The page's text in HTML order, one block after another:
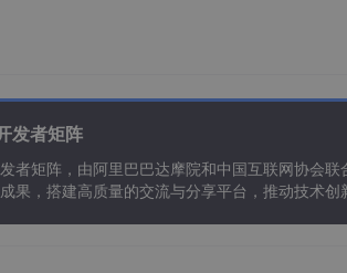
动springboot项目，都会写一个有
注解中添加
发者矩阵
者矩阵，由阿里巴巴达摩院和中国互联网协会
果，搭建高质量的交流与分享平台，推动技术创